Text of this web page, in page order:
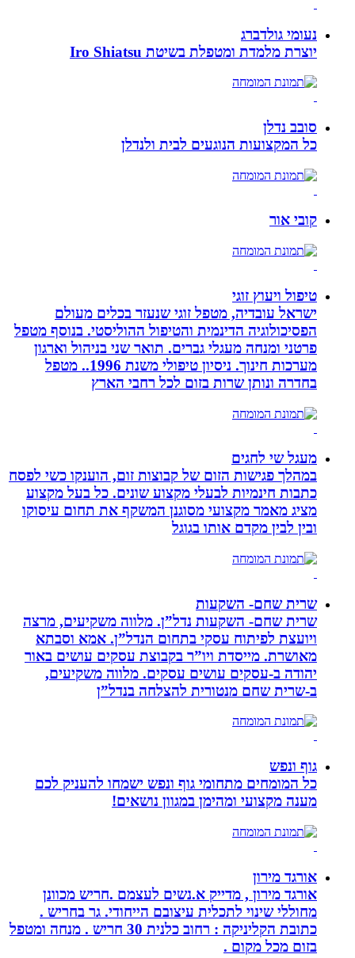
נעומי גולדברג
יוצרת מלמדת ומטפלת בשיטת Iro Shiatsu
סובב נדלן
כל המקצועות הנוגעים לבית ולנדלן
קובי אור
טיפול ויעוץ זוגי
ישראל עובדיה, מטפל זוגי שנעזר בכלים מעולם
הפסיכולוגיה הדינמית והטיפול ההוליסטי. בנוסף מטפל
פרטני ומנחה מעגלי גברים. תואר שני בניהול וארגון
מערכות חינוך. ניסיון טיפולי משנת 1996.. מטפל
בחדרה ונותן שרות בזום לכל רחבי הארץ
מעגל שי לחגים
במהלך פגישות הזום של קבוצות זום, הוענקו כשי לפסח
כתבות חינמיות לבעלי מקצוע שונים. כל בעל מקצוע
מציג מאמר מקצועי מסוגנן המשקף את תחום עיסוקו
ובין לבין מקדם אותו בגוגל
שרית שחם- השקעות
שרית שחם- השקעות נדל”ן. מלווה משקיעים, מרצה
ויועצת לפיתוח עסקי בתחום הנדל”ן. אמא וסבתא
מאושרת. ‏מייסדת ויו”ר בקבוצת עסקים עושים באור
יהודה‏ ב-‏עסקים עושים עסקים‏. ‏מלווה משקיעים,
ב-‏שרית שחם מנטורית להצלחה בנדל”ן‏
גוף ונפש
כל המומחים מתחומי גוף ונפש ישמחו להעניק לכם
מענה מקצועי ומהימן במגוון נושאים!
אורגד מירון
אורגד מירון , מדייק א.נשים לעצמם .חריש מכוונן
מחוללי שינוי לתכלית עיצובם הייחודי. גר בחריש .
כתובת הקליניקה : רחוב כלנית 30 חריש . מנחה ומטפל
בזום מכל מקום .